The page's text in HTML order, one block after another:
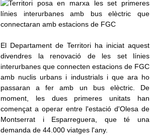
El Departament de Territori ha iniciat aquest
divendres la renovació de les set línies
interurbanes que connecten estacions de FGC
amb nuclis urbans i industrials i que ara ho
passaran a fer amb un bus elèctric. De
moment, les dues primeres unitats han
començat a operar entre l'estació d'Olesa de
Montserrat i Esparreguera, que té una
demanda de 44.000 viatges l'any.